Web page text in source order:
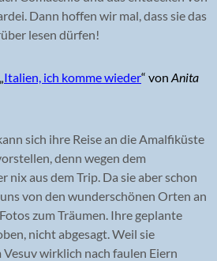
Dann hoffen wir mal, dass sie das
lesen dürfen!
Italien, ich komme wieder“ von Anita
sich ihre Reise an die Amalfiküste
denn wegen dem
nix aus dem Trip. Da sie aber schon
von den wunderschönen Orten an
zum Träumen. Ihre geplante
nicht abgesagt. Weil sie
wirklich nach faulen Eiern